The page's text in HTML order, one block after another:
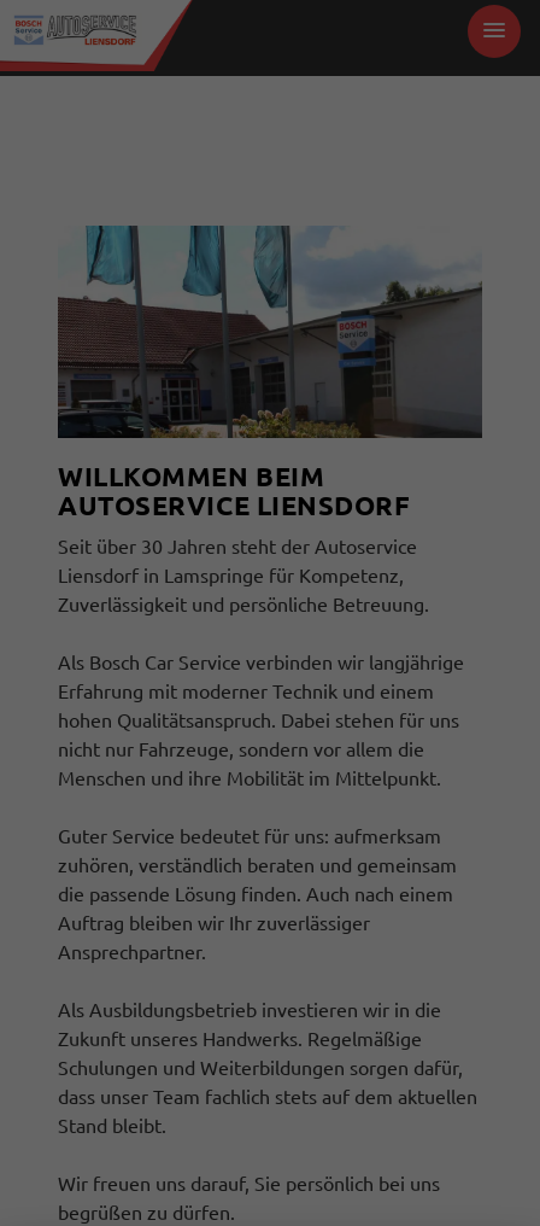
WILLKOMMEN BEIM
AUTOSERVICE LIENSDORF
Seit über 30 Jahren steht der Autoservice
Liensdorf in Lamspringe für Kompetenz,
Zuverlässigkeit und persönliche Betreuung.
Als Bosch Car Service verbinden wir langjährige
Erfahrung mit moderner Technik und einem
hohen Qualitätsanspruch. Dabei stehen für uns
nicht nur Fahrzeuge, sondern vor allem die
Menschen und ihre Mobilität im Mittelpunkt.
Guter Service bedeutet für uns: aufmerksam
zuhören, verständlich beraten und gemeinsam
die passende Lösung finden. Auch nach einem
Auftrag bleiben wir Ihr zuverlässiger
Ansprechpartner.
Als Ausbildungsbetrieb investieren wir in die
Zukunft unseres Handwerks. Regelmäßige
Schulungen und Weiterbildungen sorgen dafür,
dass unser Team fachlich stets auf dem aktuellen
Stand bleibt.
Wir freuen uns darauf, Sie persönlich bei uns
begrüßen zu dürfen.